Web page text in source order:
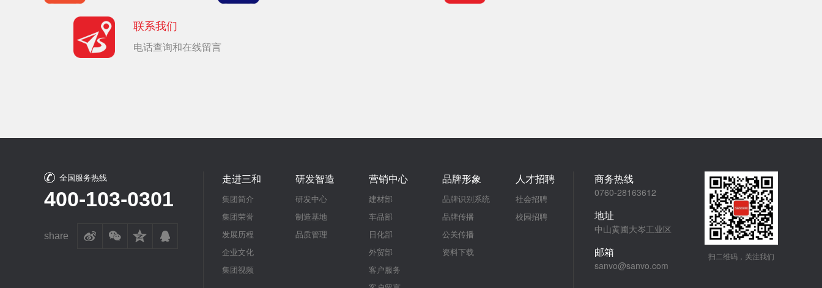
联系我们
电话查询和在线留言
全国服务热线
400-103-0301
share
走进三和
集团简介
集团荣誉
发展历程
企业文化
集团视频
研发智造
研发中心
制造基地
品质管理
营销中心
建材部
车品部
日化部
外贸部
客户服务
品牌形象
品牌识别系统
品牌传播
公关传播
资料下载
人才招聘
社会招聘
校园招聘
商务热线
0760-28163612
地址
中山黄圃大岑工业区
邮箱
sanvo@sanvo.com
扫二维码，关注我们